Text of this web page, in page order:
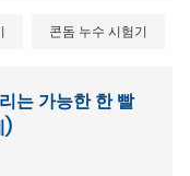
콘돔 누수 시험기
는 가능한 한 빨
)